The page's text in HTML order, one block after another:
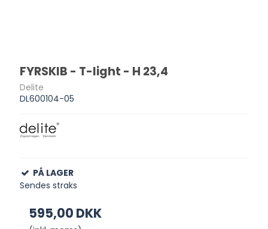
FYRSKIB - T-light - H 23,4
Delite
DL600104-05
PÅ LAGER
Sendes straks
595,00 DKK